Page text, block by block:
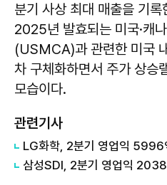
분기 사상 최대 매출을 기
2025년 발효되는 미국·캐
(USMCA)과 관련한 미국
차 구체화하면서 주가 상승
모습이다.
관련기사
LG화학, 2분기 영업익
삼성SDI, 2분기 영업익